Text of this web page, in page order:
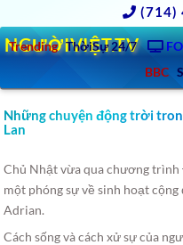
(714)
Trending ThờiSự 24/7
BBC
NGƯỜIVIỆT.TV
Những chuyện động trời
Lan
Chủ Nhật vừa qua chương
một phóng sự về sinh hoạt
Adrian.
Cách sống và cách xử sự của